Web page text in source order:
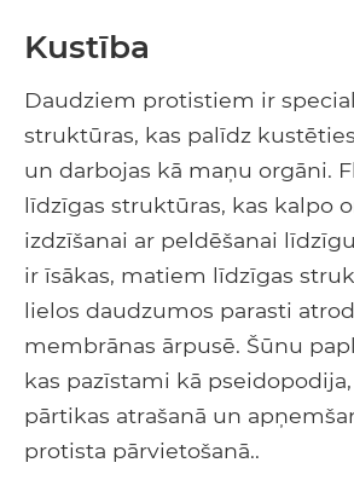
Kustība
Daudziem protistiem ir
struktūras, kas palīdz
un darbojas kā maņu orgāni.
līdzīgas struktūras, kas kalpo
izdzīšanai ar peldēšanai
ir īsākas, matiem līdzīgas
lielos daudzumos parasti
membrānas ārpusē. Šūnu
kas pazīstami kā
pārtikas atrašanā un
protista pārvietošanā..